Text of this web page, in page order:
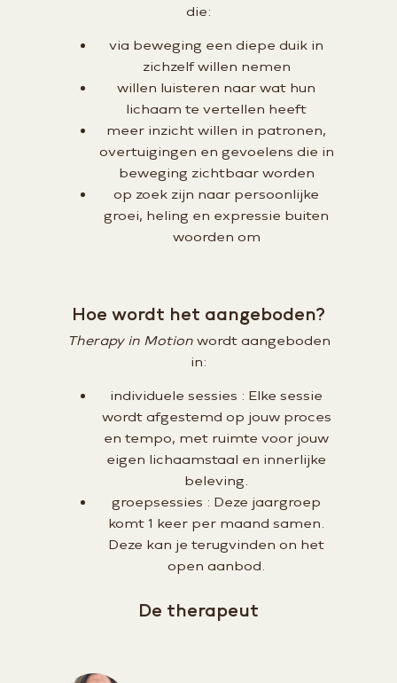
die:
via beweging een diepe duik in
zichzelf willen nemen
willen luisteren naar wat hun
lichaam te vertellen heeft
meer inzicht willen in patronen,
overtuigingen en gevoelens die in
beweging zichtbaar worden
op zoek zijn naar persoonlijke
groei, heling en expressie buiten
woorden om
Hoe wordt het aangeboden?
Therapy in Motionwordt aangeboden
in:
individuele sessies : Elke sessie
wordt afgestemd op jouw proces
en tempo, met ruimte voor jouw
eigen lichaamstaal en innerlijke
beleving.
groepsessies : Deze jaargroep
komt 1 keer per maand samen.
Deze kan je terugvinden on het
open aanbod.
De therapeut